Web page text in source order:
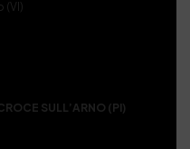
(VI)
SULL’ARNO (PI)